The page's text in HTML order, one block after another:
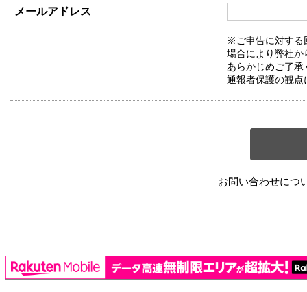
メールアドレス
※ご申告に対する
場合により弊社か
あらかじめご了承
通報者保護の観点
お問い合わせにつ